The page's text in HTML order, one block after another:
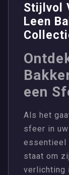
Stijlvol
Leen
een
Als het
sfeer in
essentieel
staat om
verlichting